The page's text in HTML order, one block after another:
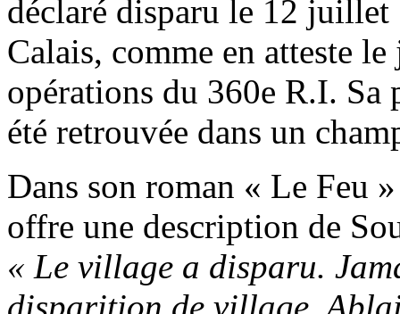
déclaré disparu le 12 juillet
Calais, comme en atteste
opérations du 360e R.I.
été retrouvée dans un
Dans son roman « Le Feu
offre une description de
« Le village a disparu.